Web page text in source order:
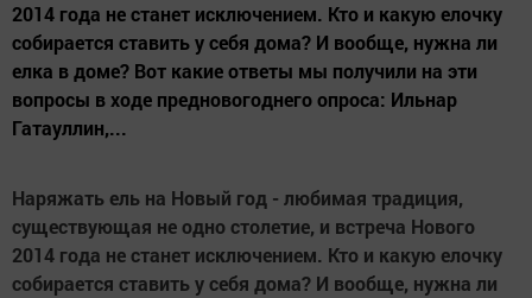
2014 года не станет исключением. Кто и какую елочку
собирается ставить у себя дома? И вообще, нужна ли
елка в доме? Вот какие ответы мы получили на эти
вопросы в ходе предновогоднего опроса: Ильнар
Гатауллин,...
Наряжать ель на Новый год - любимая традиция,
существующая не одно столетие, и встреча Нового
2014 года не станет исключением. Кто и какую елочку
собирается ставить у себя дома? И вообще, нужна ли